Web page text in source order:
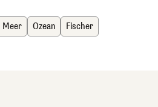
Meer Ozean Fischer